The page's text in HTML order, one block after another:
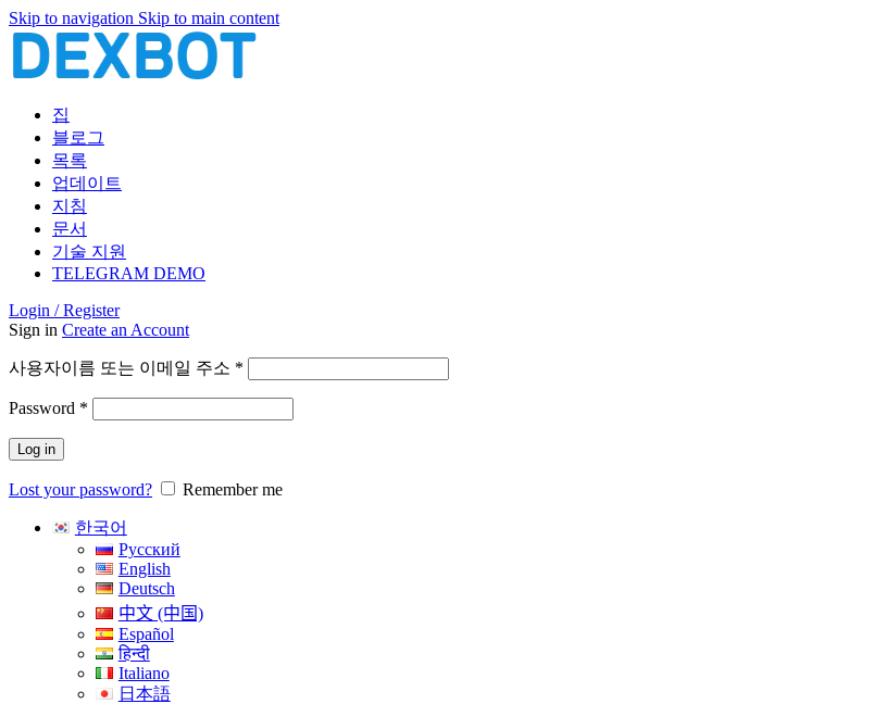
Skip to navigation Skip to main content
집
블로그
목록
업데이트
지침
문서
기술 지원
TELEGRAM DEMO
Login / Register
Sign in Create an Account
사용자이름 또는 이메일 주소 *
Password *
Log in
Lost your password? Remember me
한국어
Русский
English
Deutsch
中文 (中国)
Español
हिन्दी
Italiano
日本語